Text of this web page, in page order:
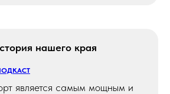
нашего края
является самым мощным и